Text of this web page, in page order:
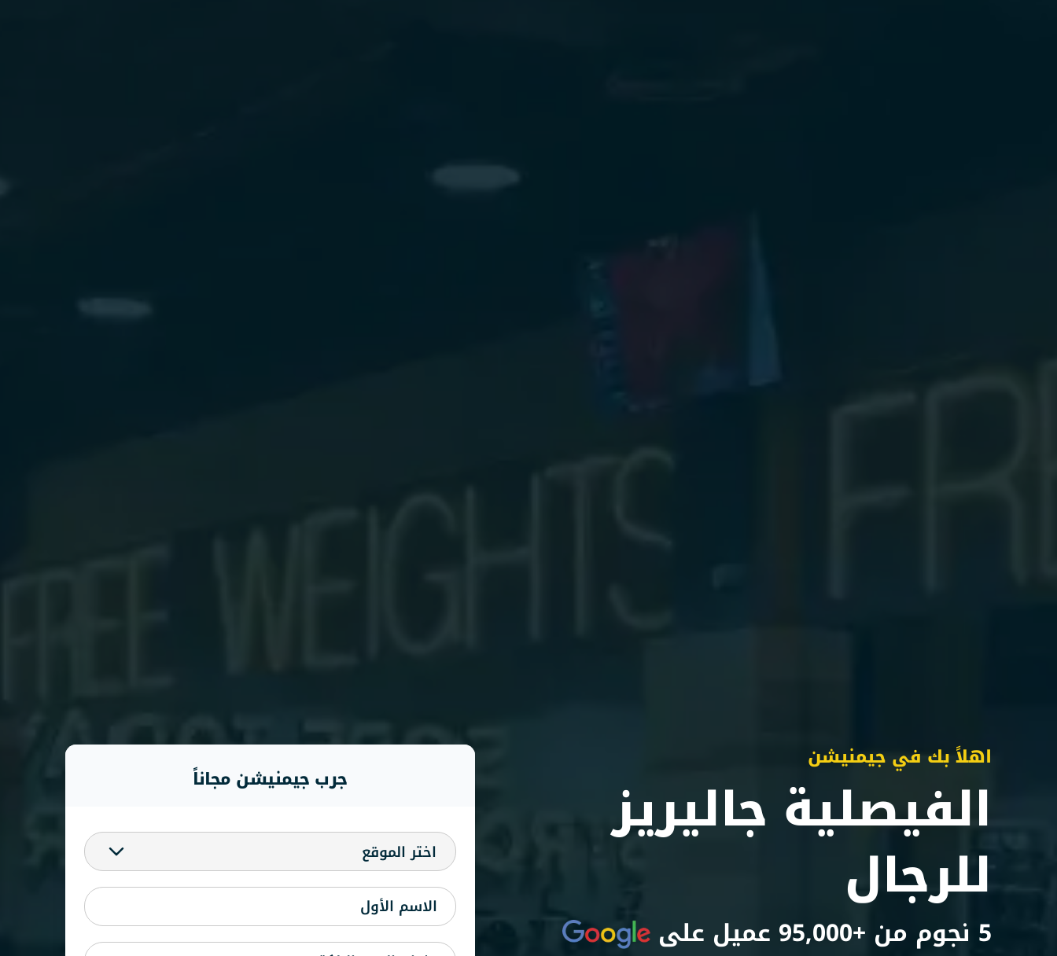
اهلاً بك في جيمنيشن
الفيصلية جاليريز
للرجال
5 نجوم من +95,000 عميل على
جرب جيمنيشن مجاناً
اختر الموقع